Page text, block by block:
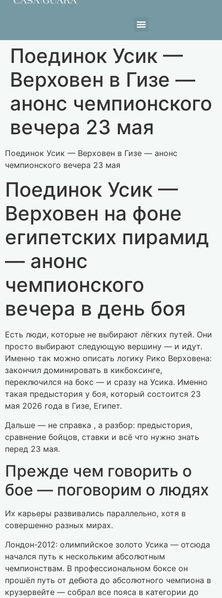
Поединок Усик —
Верховен в Гизе —
анонс чемпионского
вечера 23 мая
Поединок Усик — Верховен в Гизе — анонс
чемпионского вечера 23 мая
Поединок Усик —
Верховен на фоне
египетских пирамид
— анонс
чемпионского
вечера в день боя
Есть люди, которые не выбирают лёгких путей. Они
просто выбирают следующую вершину — и идут.
Именно так можно описать логику Рико Верховена:
закончил доминировать в кикбоксинге,
переключился на бокс — и сразу на Усика. Именно
такая предыстория у боя, который состоится 23
мая 2026 года в Гизе, Египет.
Дальше — не справка , а разбор: предыстория,
сравнение бойцов, ставки и всё что нужно знать
перед 23 мая.
Прежде чем говорить о
бое — поговорим о людях
Их карьеры развивались параллельно, хотя в
совершенно разных мирах.
Лондон-2012: олимпийское золото Усика — отсюда
начался путь к нескольким абсолютным
чемпионствам. В профессиональном боксе он
прошёл путь от дебюта до абсолютного чемпиона в
крузервейте — собрал все пояса в категории до